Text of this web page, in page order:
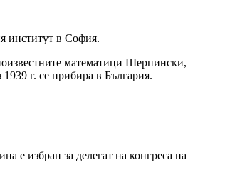
институт в София.
математици Шерпински,
г. се прибира в България.
е избран за делегат на конгреса на